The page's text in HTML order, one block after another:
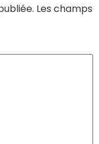
Les champs